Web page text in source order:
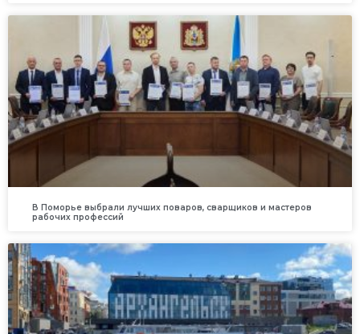
В Поморье выбрали лучших поваров, сварщиков и мастеров
рабочих профессий